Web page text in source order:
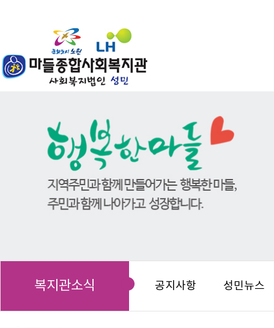
복지관소식 공지사항 성민뉴스